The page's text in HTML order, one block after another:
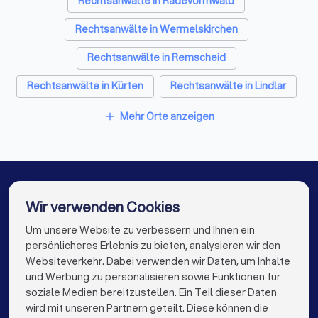
Die Erstberatung: Vorbereitung und wichtige
Das erste Gespräch mit einem Anwalt dient der
gegenseitigen Einschätzung. Sie prüfen, ob der Anwalt zu
Ihnen passt, und der Anwalt bewertet, ob er Ihren Fall
übernehmen kann und möchte.
Chronologische Übersicht der Ereignisse
Korrespondenz mit der Gegenseite
Beweismittel (E-Mails, Fotos, Zeugenaussagen)
Ihre konkreten Fragen und Ziele
Rechtsanwälte in Wermelskirchen
Rechtsanwälte in Remscheid
Rechtsanwälte in Kürten
Rechtsanwälte in Lindlar
Rechtsanwälte in Marienheide
Rechtsanwälte in Ennepetal
Rechtsanwälte in Berlin
Rechtsanwälte in Hamburg
Rechtsanwälte in München
Rechtsanwälte in Köln
Rechtsanwälte in Frankfurt am Main
Rechtsanwälte in Stuttgart
add Mehr Orte anzeigen
Die besten Rechtsanwälte für Sie
info@trustlocal.de
Wir verwenden Cookies
Um unsere Website zu verbessern und Ihnen ein
persönlicheres Erlebnis zu bieten, analysieren wir den
Websiteverkehr. Dabei verwenden wir Daten, um Inhalte
und Werbung zu personalisieren sowie Funktionen für
soziale Medien bereitzustellen. Ein Teil dieser Daten
wird mit unseren Partnern geteilt. Diese können die